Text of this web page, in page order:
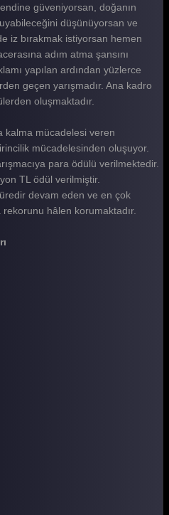
güveniyorsan, doğanın
düşünüyorsan ve
iz bırakmak istiyorsan hemen
adım atma şansını
yapılan ardından yüzlerce
geçen yarışmadır. Ana kadro
oluşmaktadır.
kalma mücadelesi veren
mücadelesinden oluşuyor.
para ödülü verilmektedir.
TL ödül verilmiştir.
devam eden ve en çok
hâlen korumaktadır.